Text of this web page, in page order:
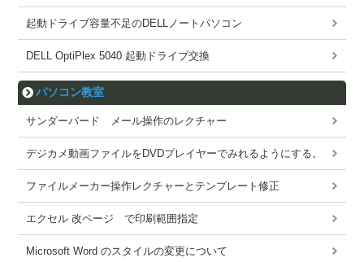
起動ドライブ容量不足のDELLノートパソコン
DELL OptiPlex 5040 起動ドライブ交換
パソコン教室
サンダーバード メール操作のレクチャー
デジカメ動画ファイルをDVDプレイヤーでみれるようにする。
ファイルメーカー操作レクチャーとテンプレート修正
エクセル 改ページ で印刷範囲指定
Microsoft Word のスタイルの変更について